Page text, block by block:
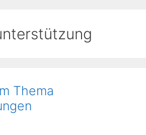
Thema